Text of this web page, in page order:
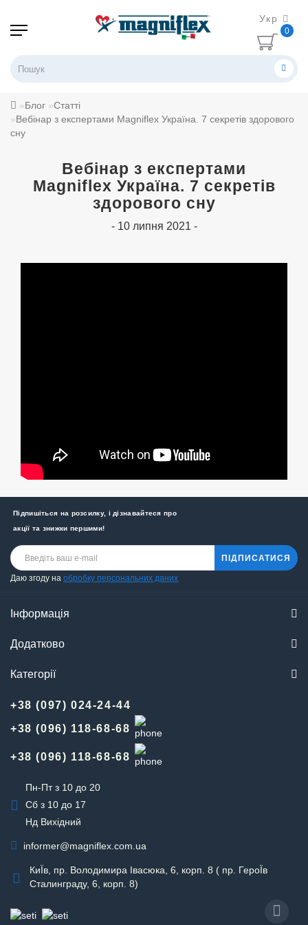
Укр
0
Блог
Статті
Вебінар з експертами Magniflex Україна. 7 секретів здорового
сну
Вебінар з експертами
Magniflex Україна. 7 секретів
здорового сну
- 10 липня 2021 -
Підпишіться на розсилку, і дізнавайтеся про
акції та знижки першими!
ПІДПИСАТИСЯ
Даю згоду на обробку персональних даних
Інформація
Додатково
Категорії
+38 (097) 024-24-44
+38 (096) 118-68-68
+38 (096) 118-68-68
Пн-Пт з 10 до 20
Сб з 10 до 17
Нд Вихідний
informer@magniflex.com.ua
КиЇв, пр. Володимира Івасюка, 6, корп. 8 ( пр. ГероЇв
Сталинграду, 6, корп. 8)